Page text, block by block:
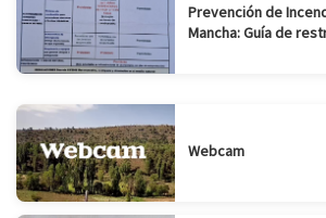
Prevención de
Mancha: Guía de
Webcam